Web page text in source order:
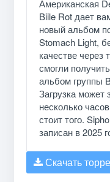
Американская
Biile Rot дает
новый альбом
Stomach Light,
качестве через
смогли
альбом группы
Загрузка может
несколько
стоит того.
записан в 2025
Скачать